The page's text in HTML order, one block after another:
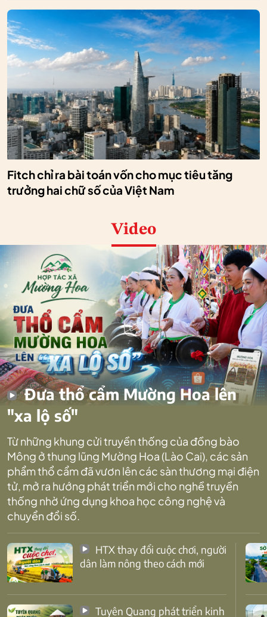
Fitch chỉ ra bài toán vốn cho mục tiêu tăng
trưởng hai chữ số của Việt Nam
Video
Đưa thổ cẩm Mường Hoa lên
"xa lộ số"
Từ những khung cửi truyền thống của đồng bào
Mông ở thung lũng Mường Hoa (Lào Cai), các sản
phẩm thổ cẩm đã vươn lên các sàn thương mại điện
tử, mở ra hướng phát triển mới cho nghề truyền
thống nhờ ứng dụng khoa học công nghệ và
chuyển đổi số.
dân làm nông theo cách mới